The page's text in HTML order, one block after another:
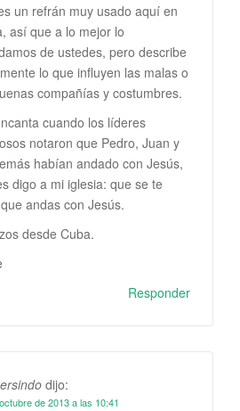
un refrán muy usado aquí en
así que a lo mejor lo
de ustedes, pero describe
lo que influyen las malas o
compañías y costumbres.
cuando los líderes
notaron que Pedro, Juan y
habían andado con Jesús,
digo a mi iglesia: que se te
andas con Jesús.
desde Cuba.
Responder
dijo:
de 2013 a las 10:41